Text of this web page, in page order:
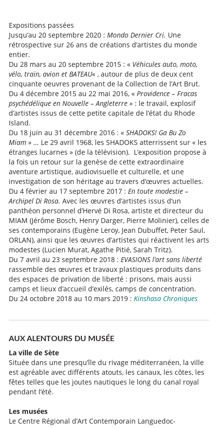
Expositions passées
Jusqu’au 20 septembre 2020 : Mondo Dernier Cri. Une
rétrospective sur 26 ans de créations d’artistes du monde
entier.
Du 28 mars au 20 septembre 2015 : « Véhicules auto, moto,
vélo, train, avion et BATEAU« , autour de plus de deux cent
cinquante oeuvres provenant de la Collection de l’Art Brut.
Du 4 décembre 2015 au 22 mai 2016, « Providence – Fracas
psychédélique en Nouvelle – Angleterre » : le travail, explosif
d’artistes issus de cette petite capitale de l’état du Rhode
Island.
Du 18 juin au 31 décembre 2016 : « SHADOKS! Ga Bu Zo
Miam » … Le 29 avril 1968, les SHADOKS atterrissent sur « les
étranges lucarnes » (de la télévision). L’exposition propose à
la fois un retour sur la genèse de cette extraordinaire
aventure artistique, audiovisuelle et culturelle, et une
investigation de son héritage au travers d’œuvres actuelles.
Du 4 février au 17 septembre 2017 : En toute modestie –
Archipel Di Rosa. Avec les œuvres d’artistes issus d’un
panthéon personnel d’Hervé Di Rosa, artiste et directeur du
MIAM (Jérôme Bosch, Henry Darger, Pierre Molinier), celles de
ses contemporains (Eugène Leroy, Jean Dubuffet, Peter Saul,
ORLAN), ainsi que les œuvres d’artistes qui réactivent les arts
modestes (Lucien Murat, Agathe Pitié, Sarah Tritz).
Du 7 avril au 23 septembre 2018 : EVASIONS l’art sans liberté
rassemble des œuvres et travaux plastiques produits dans
des espaces de privation de liberté : prisons, mais aussi
camps et lieux d’accueil d’exilés, camps de concentration.
Du 24 octobre 2018 au 10 mars 2019 : Kinshasa Chroniques
AUX ALENTOURS DU MUSÉE
La ville de Sète
Située dans une presqu’île du rivage méditerranéen, la ville
est agréable avec différents atouts, les canaux, les côtes, les
fêtes telles que les joutes nautiques le long du canal royal
pendant l’été.
Les musées
Le Centre Régional d’Art Contemporain Languedoc-